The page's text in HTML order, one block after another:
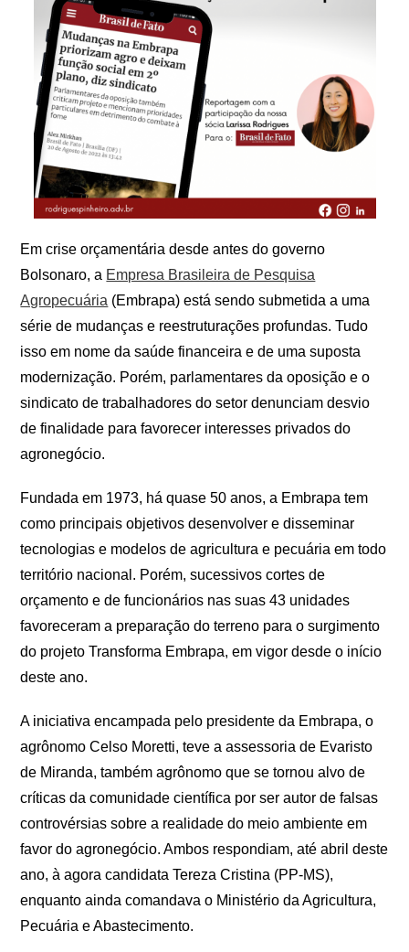
Em crise orçamentária desde antes do governo
Bolsonaro, a Empresa Brasileira de Pesquisa
Agropecuária (Embrapa) está sendo submetida a uma
série de mudanças e reestruturações profundas. Tudo
isso em nome da saúde financeira e de uma suposta
modernização. Porém, parlamentares da oposição e o
sindicato de trabalhadores do setor denunciam desvio
de finalidade para favorecer interesses privados do
agronegócio.
Fundada em 1973, há quase 50 anos, a Embrapa tem
como principais objetivos desenvolver e disseminar
tecnologias e modelos de agricultura e pecuária em todo
território nacional. Porém, sucessivos cortes de
orçamento e de funcionários nas suas 43 unidades
favoreceram a preparação do terreno para o surgimento
do projeto Transforma Embrapa, em vigor desde o início
deste ano.
A iniciativa encampada pelo presidente da Embrapa, o
agrônomo Celso Moretti, teve a assessoria de Evaristo
de Miranda, também agrônomo que se tornou alvo de
críticas da comunidade científica por ser autor de falsas
controvérsias sobre a realidade do meio ambiente em
favor do agronegócio. Ambos respondiam, até abril deste
ano, à agora candidata Tereza Cristina (PP-MS),
enquanto ainda comandava o Ministério da Agricultura,
Pecuária e Abastecimento.